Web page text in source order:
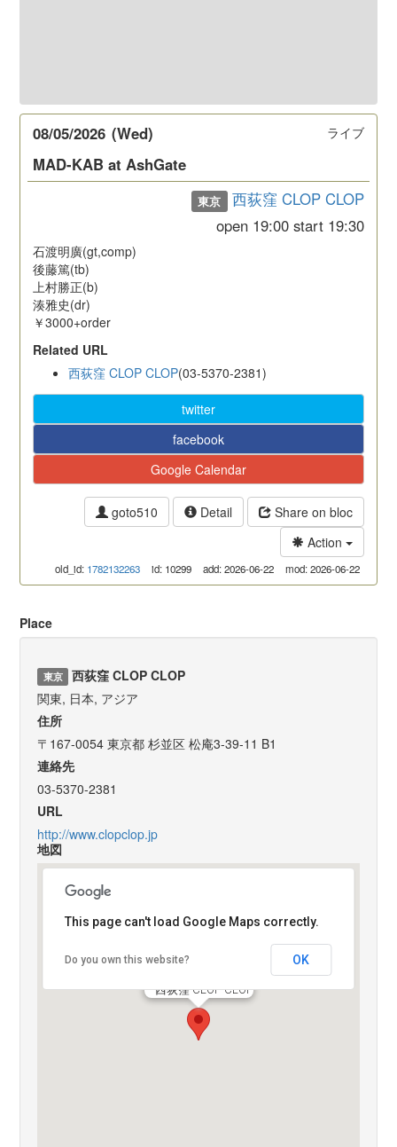
ライブ
08/05/2026 (Wed)
MAD-KAB at AshGate
東京
西荻窪 CLOP CLOP
open 19:00 start 19:30
石渡明廣(gt,comp)
後藤篤(tb)
上村勝正(b)
湊雅史(dr)
￥3000+order
Related URL
西荻窪 CLOP CLOP(03-5370-2381)
twitter
facebook
Google Calendar
goto510 Detail
Share on bloc
Action
old_id: 1782132263 id: 10299 add: 2026-06-22 mod: 2026-06-22
Place
東京 西荻窪 CLOP CLOP
関東, 日本, アジア
住所
〒167-0054 東京都 杉並区 松庵3-39-11 B1
連絡先
03-5370-2381
URL
http://www.clopclop.jp
地図
西荻窪 CLOP CLOP
This page can't load Google Maps correctly.
Do you own this website? OK